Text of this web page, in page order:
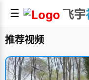
☰ 飞宇
推荐视频